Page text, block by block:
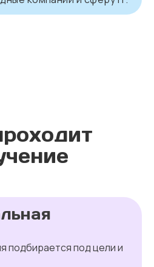
подбирается под цели и